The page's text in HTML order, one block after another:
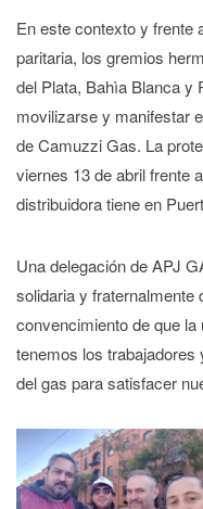
En este contexto y frente
paritaria, los gremios
del Plata, Bahìa Blanca y
movilizarse y manifestar
de Camuzzi Gas. La
viernes 13 de abril frente
distribuidora tiene en
Una delegación de APJ
solidaria y fraternalmente
convencimiento de que
tenemos los trabajadores
del gas para satisfacer